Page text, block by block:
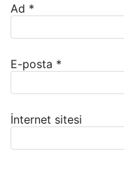
Ad *
E-posta *
İnternet sitesi